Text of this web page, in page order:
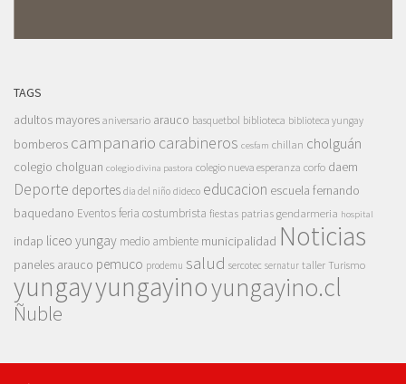
TAGS
adultos mayores aniversario arauco basquetbol biblioteca biblioteca yungay
bomberos campanario carabineros cesfam chillan cholguán
colegio cholguan colegio divina pastora colegio nueva esperanza corfo daem
Deporte deportes dia del niño dideco educacion escuela fernando
baquedano Eventosferia costumbrista fiestas patrias gendarmeria hospital
indap liceo yungay medio ambiente municipalidad Noticias
paneles arauco pemuco prodemu salud sercotec sernatur taller Turismo
yungayyungayinoyungayino.cl
Ñuble